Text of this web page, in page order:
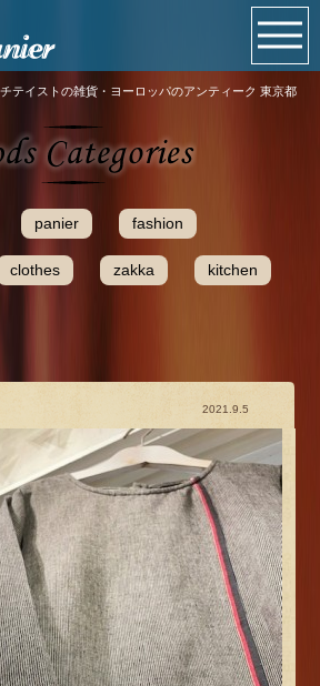
テイストの雑貨・ヨーロッパのアンティーク 東京都
panier fashion
clothes zakka kitchen
2021.9.5